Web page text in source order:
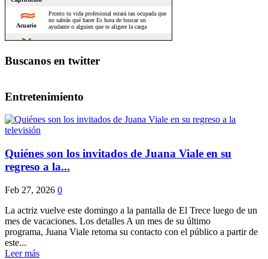
Buscanos en twitter
Entretenimiento
Quiénes son los invitados de Juana Viale en su
regreso a la...
Feb 27, 2026 0
La actriz vuelve este domingo a la pantalla de El Trece luego de un
mes de vacaciones. Los detalles A un mes de su último
programa, Juana Viale retoma su contacto con el público a partir de
este...
Leer más